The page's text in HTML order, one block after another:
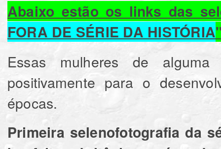
Abaixo estão os links das
FORA DE SÉRIE DA HISTÓRIA
Essas mulheres de alguma
positivamente para o
épocas.
Primeira selenofotografia da